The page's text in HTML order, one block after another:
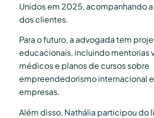
Unidos em 2025, acompanhando
dos clientes.
Para o futuro, a advogada tem
educacionais, incluindo mentorias
médicos e planos de cursos sobre
empreendedorismo internacional
empresas.
Além disso, Nathália participou do